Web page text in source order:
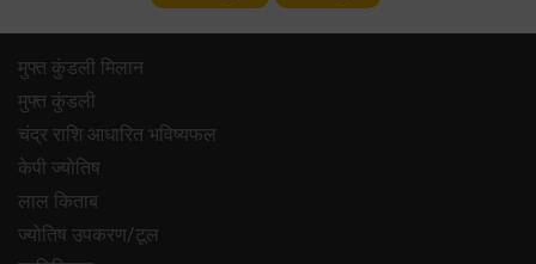
मुफ्त कुंडली मिलान
मुफ्त कुंडली
चंद्र राशि आधारित भविष्यफल
केपी ज्योतिष
लाल किताब
ज्योतिष उपकरण/टूल